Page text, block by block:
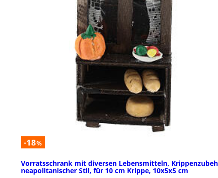
-18%
Vorratsschrank mit diversen Lebensmitteln,
neapolitanischer Stil, für 10 cm Krippe, 10x5x5 cm